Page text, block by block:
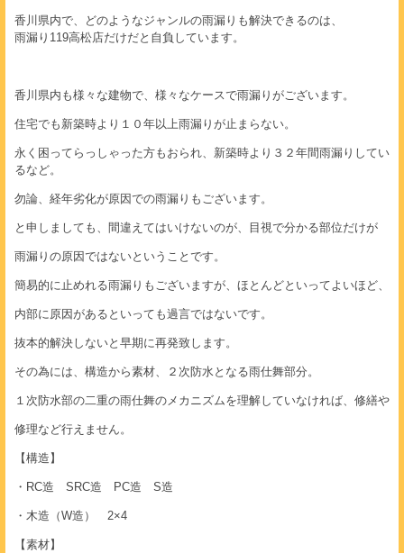
香川県内で、どのようなジャンルの雨漏りも解決できるのは、
雨漏り119高松店だけだと自負しています。
香川県内も様々な建物で、様々なケースで雨漏りがございます。
住宅でも新築時より１０年以上雨漏りが止まらない。
永く困ってらっしゃった方もおられ、新築時より３２年間雨漏りしてい
るなど。
勿論、経年劣化が原因での雨漏りもございます。
と申しましても、間違えてはいけないのが、目視で分かる部位だけが
雨漏りの原因ではないということです。
簡易的に止めれる雨漏りもございますが、ほとんどといってよいほど、
内部に原因があるといっても過言ではないです。
抜本的解決しないと早期に再発致します。
その為には、構造から素材、２次防水となる雨仕舞部分。
１次防水部の二重の雨仕舞のメカニズムを理解していなければ、修繕や
修理など行えません。
【構造】
・RC造 SRC造 PC造 S造
・木造（W造） 2×4
【素材】